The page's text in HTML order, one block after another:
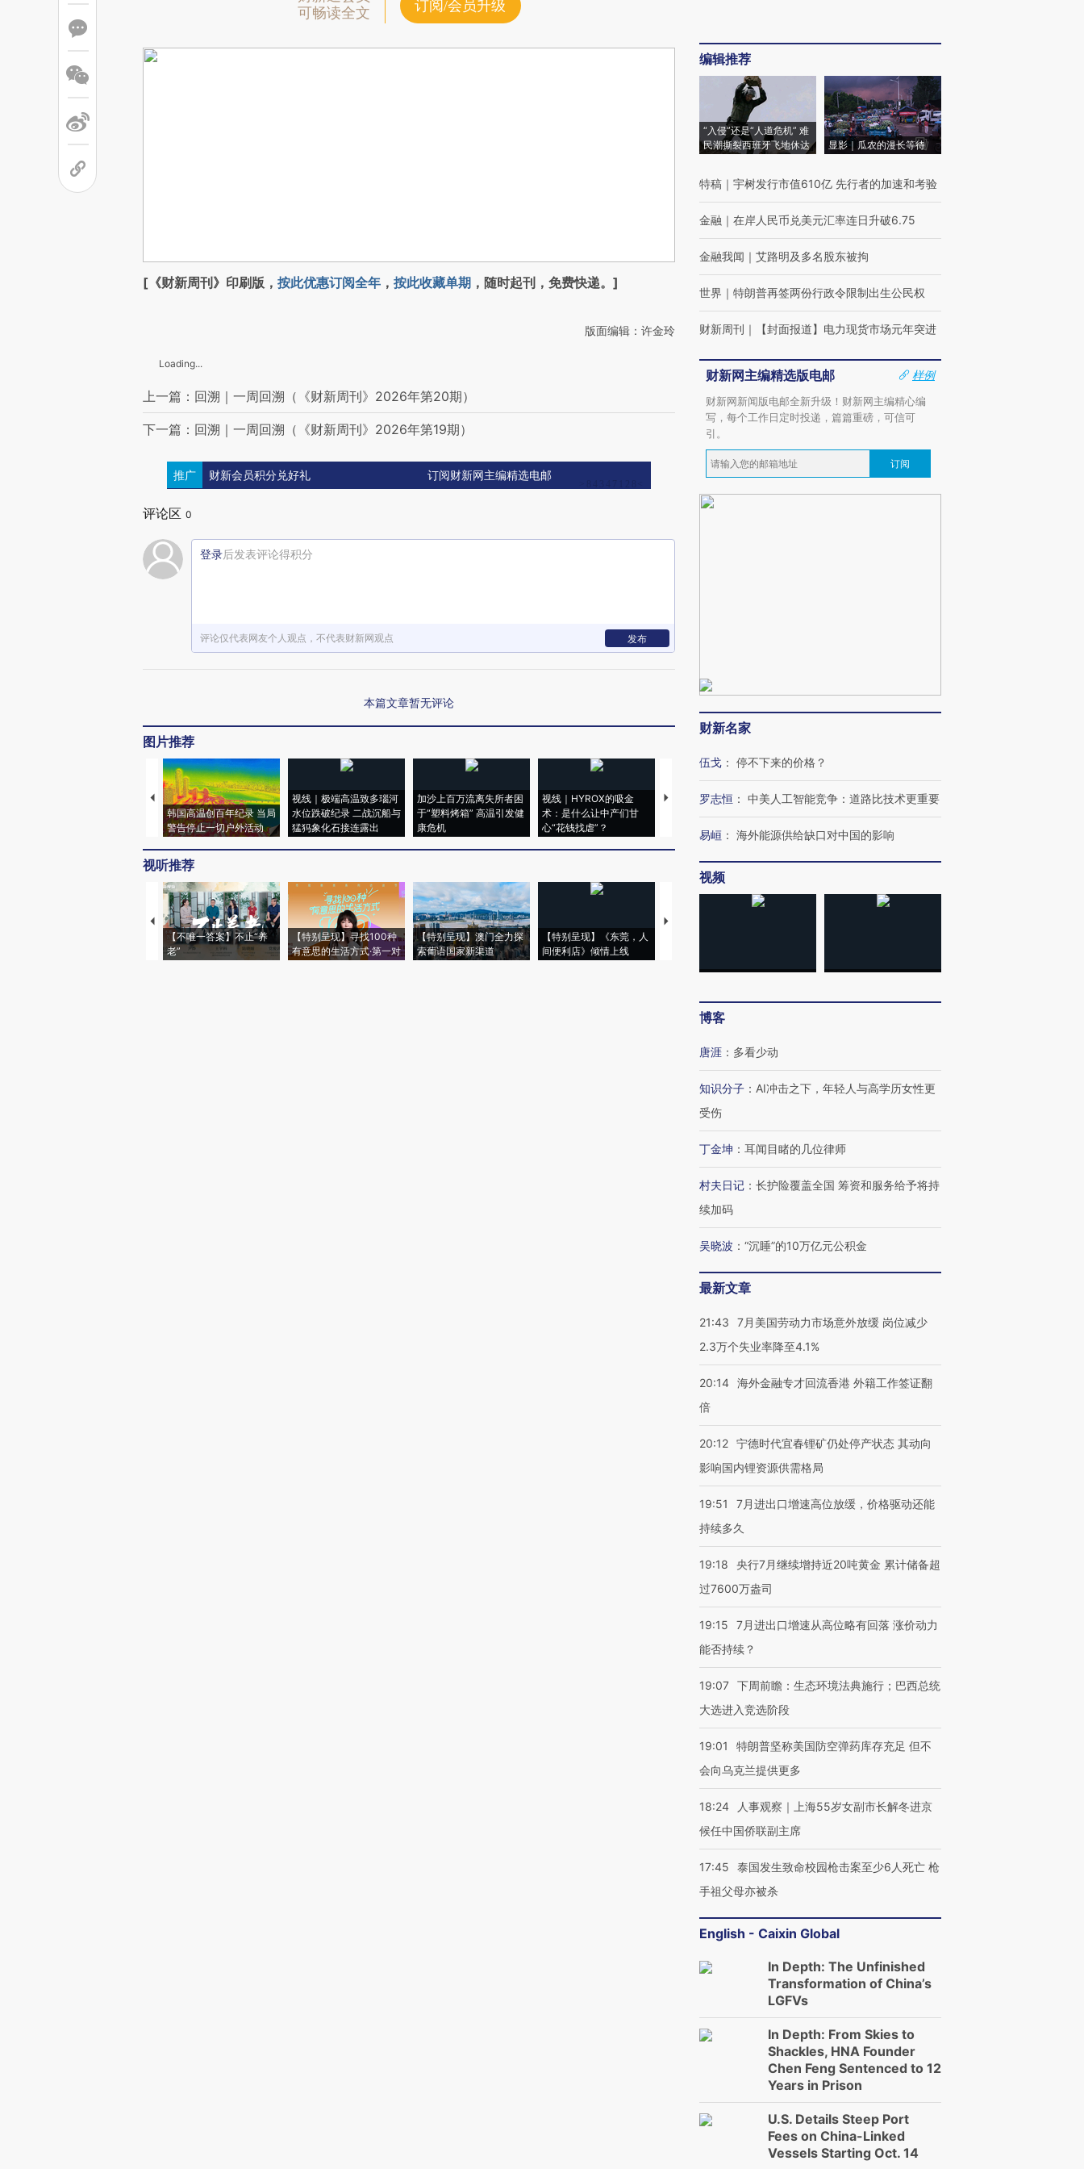
可畅读全文
订阅/会员升级
[《财新周刊》印刷版， 按此优惠订阅全年 ， 按此收藏单期 ，随时起刊，免费快递。]
版面编辑：许金玲
Loading...
上一篇：回溯｜一周回溯（《财新周刊》2026年第20期）
下一篇：回溯｜一周回溯（《财新周刊》2026年第19期）
推广 财新会员积分兑好礼 订阅财新网主编精选电邮
评论区 0
登录后发表评论得积分
评论仅代表网友个人观点，不代表财新网观点 发布
本篇文章暂无评论
图片推荐
韩国高温创百年纪录 当局
警告停止一切户外活动
视线｜极端高温致多瑙河
水位跌破纪录 二战沉船与
猛犸象化石接连露出
加沙上百万流离失所者困
于“塑料烤箱” 高温引发健
康危机
视线｜HYROX的吸金
术：是什么让中产们甘
心“花钱找虐”？
马航飞行员跨国走私7万
视线｜被称为“蟑螂”的印
育部长拱下台
视线｜“入侵”还是“人道危
视听推荐
【不唯一答案】不止“养
老”
【特别呈现】寻找100种
有意思的生活方式·第一对
【特别呈现】澳门全力探
索葡语国家新渠道
【特别呈现】《东莞，人
间便利店》倾情上线
【推广】走进第四届链博
编辑推荐
“入侵”还是“人道危机” 难
民潮撕裂西班牙飞地休达
显影｜瓜农的漫长等待
特稿 ｜ 宇树发行市值610亿 先行者的加速和考验
金融 ｜ 在岸人民币兑美元汇率连日升破6.75
金融我闻 ｜ 艾路明及多名股东被拘
世界 ｜ 特朗普再签两份行政令限制出生公民权
财新周刊 ｜ 【封面报道】电力现货市场元年突进
财新网主编精选版电邮
样例
财新网新闻版电邮全新升级！财新网主编精心编
写，每个工作日定时投递，篇篇重磅，可信可
引。
订阅
财新名家
伍戈 ： 停不下来的价格？
罗志恒 ： 中美人工智能竞争：道路比技术更重要
易峘 ： 海外能源供给缺口对中国的影响
视频
博客
唐涯 ： 多看少动
知识分子 ： AI冲击之下，年轻人与高学历女性更
受伤
丁金坤 ： 耳闻目睹的几位律师
村夫日记 ： 长护险覆盖全国 筹资和服务给予将持
续加码
吴晓波 ： “沉睡”的10万亿元公积金
最新文章
21:43
7月美国劳动力市场意外放缓 岗位减少
2.3万个失业率降至4.1%
20:14 海外金融专才回流香港 外籍工作签证翻
倍
20:12 宁德时代宜春锂矿仍处停产状态 其动向
影响国内锂资源供需格局
19:51
7月进出口增速高位放缓，价格驱动还能
持续多久
19:18
央行7月继续增持近20吨黄金 累计储备超
过7600万盎司
19:15
7月进出口增速从高位略有回落 涨价动力
能否持续？
19:07 下周前瞻：生态环境法典施行；巴西总统
大选进入竞选阶段
19:01
特朗普坚称美国防空弹药库存充足 但不
会向乌克兰提供更多
18:24
人事观察｜上海55岁女副市长解冬进京
候任中国侨联副主席
17:45
泰国发生致命校园枪击案至少6人死亡 枪
手祖父母亦被杀
English - Caixin Global
In Depth: The Unfinished
Transformation of China’s
LGFVs
In Depth: From Skies to
Shackles, HNA Founder
Chen Feng Sentenced to 12
Years in Prison
U.S. Details Steep Port
Fees on China-Linked
Vessels Starting Oct. 14